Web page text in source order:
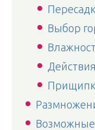
Выбор
Возможные